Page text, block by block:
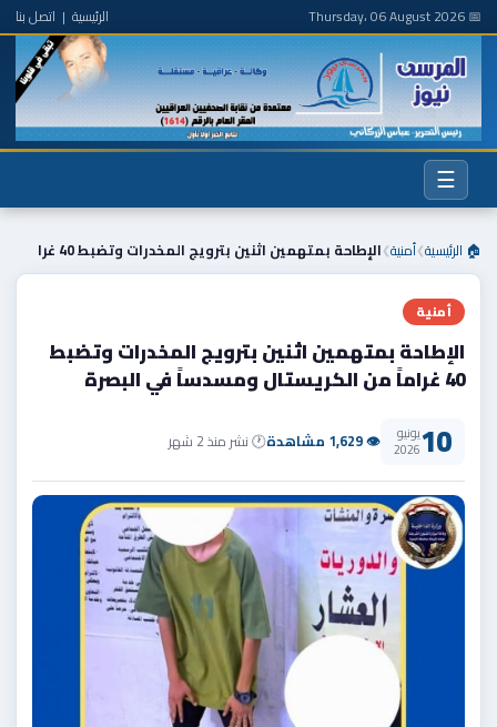
📅 Thursday، 06 August 2026 الرئيسية | اتصل بنا
☰
🏠 الرئيسية❯أمنية❯الإطاحة بمتهمين اثنين بترويج المخدرات وتضبط 40 غرا
أمنية
الإطاحة بمتهمين اثنين بترويج المخدرات وتضبط
40 غراماً من الكريستال ومسدساً في البصرة
10يونيو
2026 👁 1,629 مشاهدة 🕐 نشر منذ 2 شهر